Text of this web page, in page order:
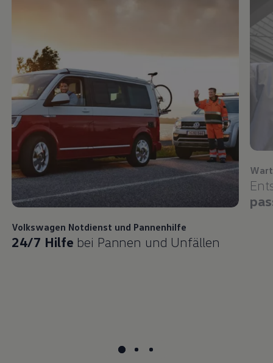
Volkswagen Notdienst und Pannenhilfe
24/7 Hilfe bei Pannen und Unfällen